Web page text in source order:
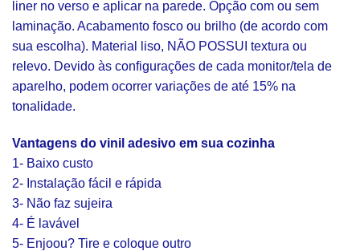
liner no verso e aplicar na parede. Opção com ou sem
laminação. Acabamento fosco ou brilho (de acordo com
sua escolha). Material liso, NÃO POSSUI textura ou
relevo. Devido às configurações de cada monitor/tela de
aparelho, podem ocorrer variações de até 15% na
tonalidade.
Vantagens do vinil adesivo em sua cozinha
1- Baixo custo
2- Instalação fácil e rápida
3- Não faz sujeira
4- É lavável
5- Enjoou? Tire e coloque outro